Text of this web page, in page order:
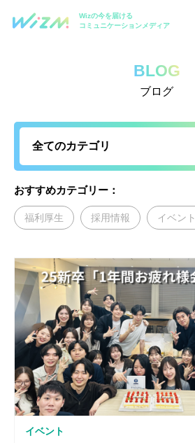
Wizの今を届ける
コミュニケーションメディア
BLOG
ブログ
おすすめカテゴリー：
福利厚生 採用情報 イベント
イベント